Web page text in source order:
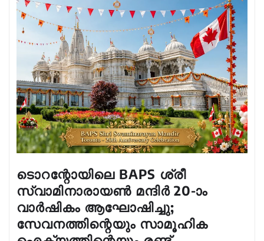
ടൊറന്റോയിലെ BAPS ശ്രീ
സ്വാമിനാരായൺ മന്ദിർ 20-ാം
വാർഷികം ആഘോഷിച്ചു;
സേവനത്തിന്റെയും സാമൂഹിക